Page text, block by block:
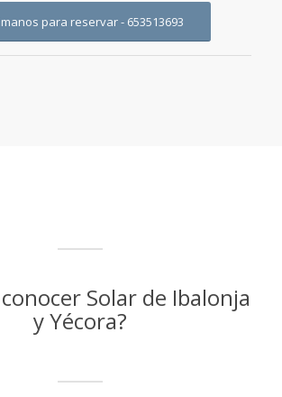
para reservar - 653513693
Solar de Ibalonja
y Yécora?